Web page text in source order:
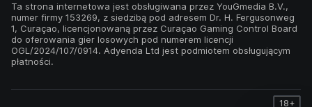
Ta strona internetowa jest obsługiwana przez YouGmedia B.V.,
numer firmy 153269, z siedzibą pod adresem Dr. H. Fergusonweg
1, Curaçao, licencjonowaną przez Curaçao Gaming Control Board
do oferowania gier losowych pod numerem licencji
OGL/2024/107/0914. Adyenda Ltd jest podmiotem obsługującym
płatności.
18+